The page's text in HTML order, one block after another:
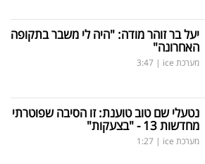
יעל בר זוהר מודה: "היה לי משבר בתקופה
האחרונה"
מערכת ice |
3:47
נטעלי שם טוב טוענת: זו הסיבה שפוטרתי
מחדשות 13 - "בצעקות"
מערכת ice |
1:27